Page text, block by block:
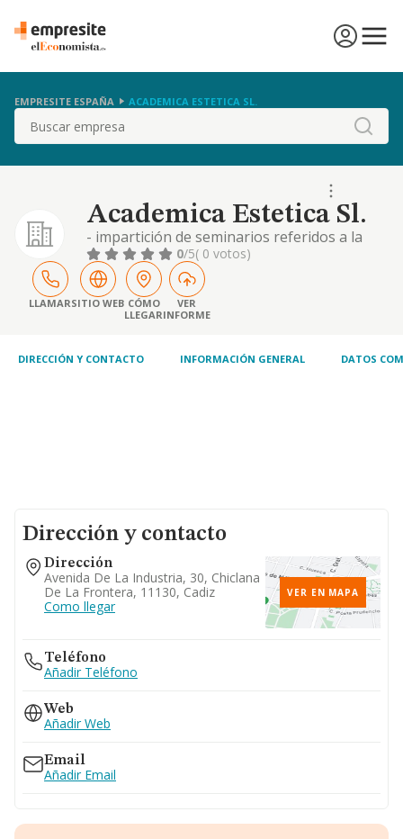
EMPRESITE ESPAÑA ACADEMICA ESTETICA SL.
Buscar
Academica Estetica Sl.
- impartición de seminarios referidos a la
salud corporal y mental. - explotación de
centros de belleza y salud corporal. cnae
actividad principal: 8560. se excluyen aquellas
actividades que pueden requerir requisitos o
autorizaciones expresas por la normativa de
0/5( 0 votos)
LLAMARSITIO WEB CÓMO
LLEGAR
VER
INFORME
DIRECCIÓN Y CONTACTO INFORMACIÓN GENERAL DATOS
Dirección y contacto
Dirección
Avenida De La Industria, 30, Chiclana
De La Frontera, 11130, Cadiz
Como llegar
VER EN MAPA
Teléfono
Añadir Teléfono
Web
Añadir Web
Email
Añadir Email